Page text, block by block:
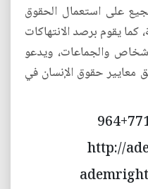
على استعمال الحقوق
كما يقوم برصد الانتهاكات
والجماعات، ويدعو
معايير حقوق الإنسان في
http://